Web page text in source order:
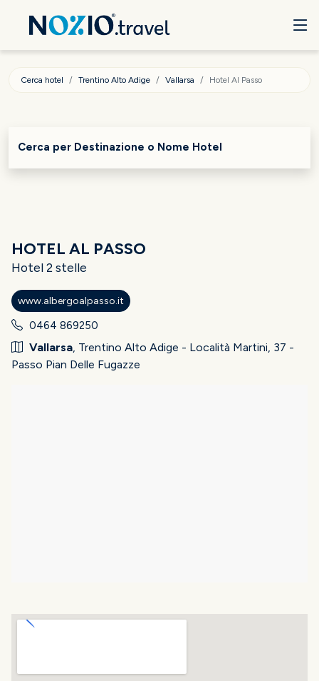
Cerca hotel Trentino Alto Adige Vallarsa Hotel Al Passo
Cerca per Destinazione o Nome Hotel
HOTEL AL PASSO
Hotel 2 stelle
www.albergoalpasso.it
0464 869250
Vallarsa, Trentino Alto Adige - Località Martini, 37 -
Passo Pian Delle Fugazze